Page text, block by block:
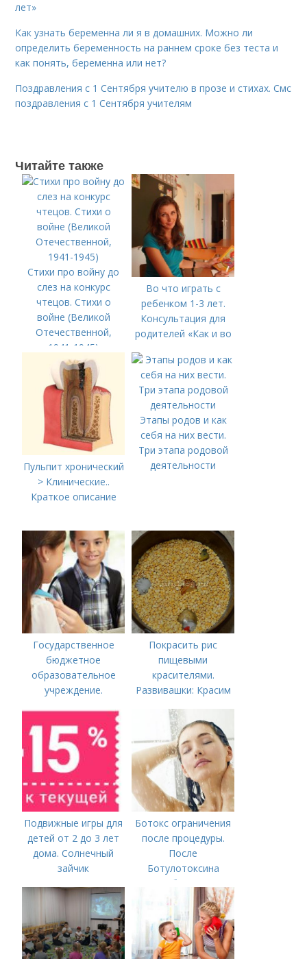
лет»
Как узнать беременна ли я в домашних. Можно ли
определить беременность на раннем сроке без теста и
как понять, беременна или нет?
Поздравления с 1 Сентября учителю в прозе и стихах. Смс
поздравления с 1 Сентября учителям
Читайте также
Стихи про войну до
слез на конкурс
чтецов. Стихи о
войне (Великой
Отечественной,
1941-1945)
Во что играть с
ребенком 1-3 лет.
Консультация для
родителей «Как и во
ребенком от 1,5 до 3
лет»
Пульпит хронический
> Клинические..
Краткое описание
Этапы родов и как
себя на них вести.
Три этапа родовой
деятельности
Государственное
бюджетное
образовательное
учреждение.
названия школ,
садиков и домов
творчества
Покрасить рис
пищевыми
красителями.
Развивашки: Красим
сенсорных
коробочек.
Подвижные игры для
детей от 2 до 3 лет
дома. Солнечный
зайчик
Ботокс ограничения
после процедуры.
После
Ботулотоксина
необходимо